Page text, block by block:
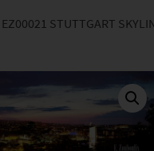
EZ00021 STUTTGART